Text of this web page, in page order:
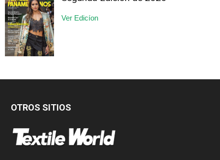
Ver Edicíon
OTROS SITIOS